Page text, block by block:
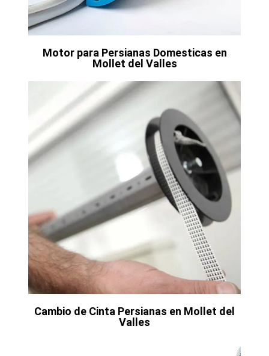
Motor para Persianas Domesticas en
Mollet del Valles
Cambio de Cinta Persianas en Mollet del
Valles